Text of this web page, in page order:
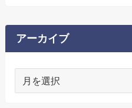
アーカイブ